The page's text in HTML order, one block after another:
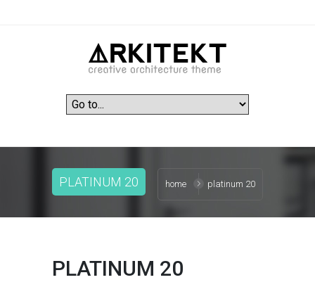
PLATINUM 20 home platinum 20
PLATINUM 20